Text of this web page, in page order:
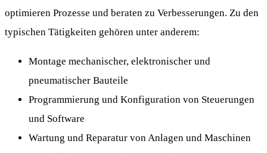
optimieren Prozesse und beraten zu Verbesserungen. Zu den
typischen Tätigkeiten gehören unter anderem:
Montage mechanischer, elektronischer und
pneumatischer Bauteile
Programmierung und Konfiguration von Steuerungen
und Software
Wartung und Reparatur von Anlagen und Maschinen